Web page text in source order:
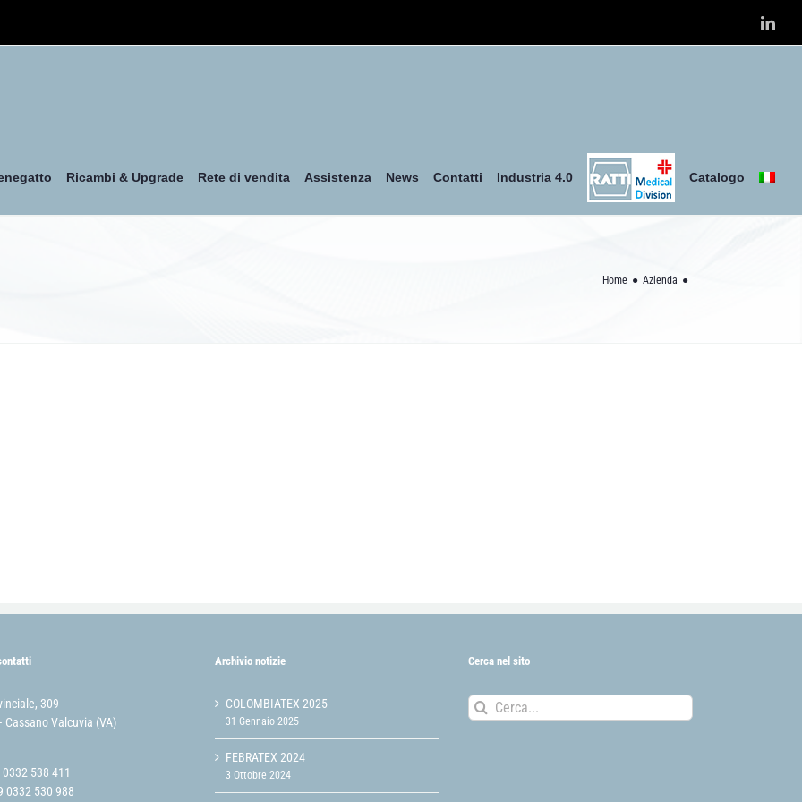
Ricambi & Upgrade Rete di vendita Assistenza News Contatti Industria 4.0 Catalogo
Home Azienda
309
Cassano Valcuvia (VA)
0332 538 411
0332 530 988
Archivio notizie
COLOMBIATEX 2025
31 Gennaio 2025
FEBRATEX 2024
3 Ottobre 2024
Cerca nel sito
Cerca
per: